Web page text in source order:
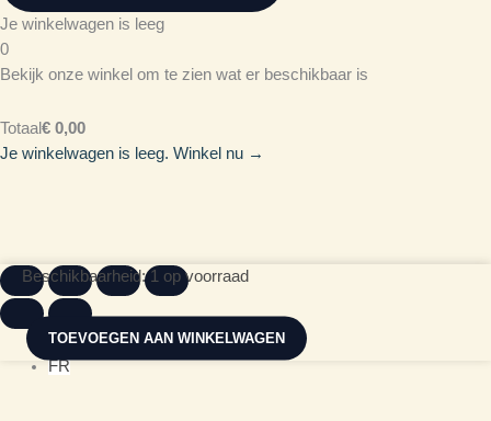
Je winkelwagen is leeg
0
Bekijk onze winkel om te zien wat er beschikbaar is
Totaal€ 0,00
Je winkelwagen is leeg. Winkel nu →
Beschikbaarheid: 1 op voorraad
Petlala
Binky
aantal
TOEVOEGEN AAN WINKELWAGEN
NL
FR